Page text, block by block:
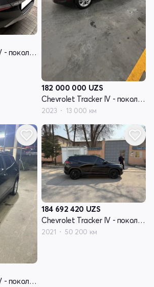
Chevrolet Tracker IV - поколение
182 000 000 UZS
Chevrolet Tracker IV - поколение
2023 13 000 км
Chevrolet Tracker IV - поколение
184 692 420 UZS
Chevrolet Tracker IV - поколение
2021 50 200 км